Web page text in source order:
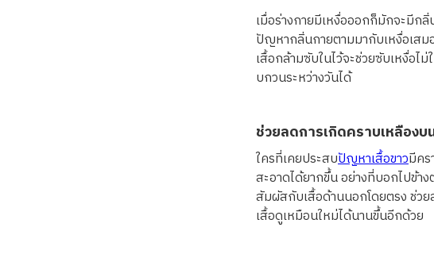
เมื่อร่างกายมีเหงื่อออกก็มักจะมีก
ปัญหากลิ่นกายตามมากับเหงื่อเสม
เสื้อกล้ามซับในไว้จะช่วยซับเหงื่อ
บกวนระหว่างวันได้
ช่วยลดการเกิดคราบเหลืองบ
ใครที่เคยประสบปัญหาเสื้อขาวมีค
สะอาดได้ยากขึ้น อย่างที่บอกไปข้า
สัมผัสกับเสื้อด้านนอกโดยตรง ช่วย
เสื้อดูเหมือนใหม่ได้นานขึ้นอีกด้วย